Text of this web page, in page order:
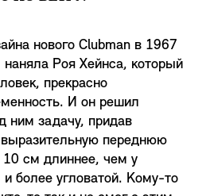
нового Clubman в 1967
наняла Роя Хейнса, который
прекрасно
И он решил
ним задачу, придав
переднюю
см длиннее, чем у
и более угловатой. Кому-то